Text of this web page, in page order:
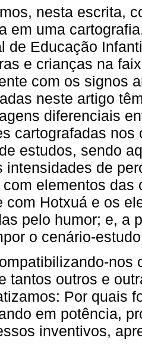
nesta escrita,
em uma
de Educação
e crianças na
com os signos
neste artigo
diferenciais
cartografadas
estudos, sendo
intensidades de
com elementos
com Hotxuá e os
pelo humor; e, a
o cenário-
nos
tantos outros e
Por quais
em potência,
inventivos,